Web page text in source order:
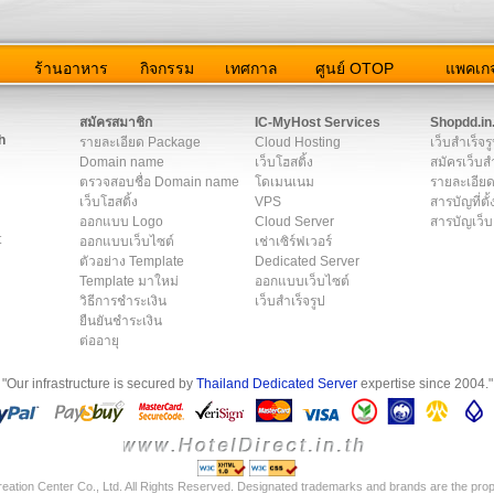
ร้านอาหาร กิจกรรม เทศกาล ศูนย์ OTOP แพคเก
สมัครสมาชิก
รายละเอียด Package
Domain name
ตรวจสอบชื่อ Domain name
เว็บโฮสติ้ง
ออกแบบ Logo
ออกแบบเว็บไซต์
ตัวอย่าง Template
Template มาใหม่
วิธีการชำระเงิน
ยืนยันชำระเงิน
ต่ออายุ
IC-MyHost Services
Cloud Hosting
เว็บโฮสติ้ง
โดเมนเนม
VPS
Cloud Server
เช่าเซิร์ฟเวอร์
Dedicated Server
ออกแบบเว็บไซต์
เว็บสำเร็จรูป
เว็บสำเร็จ
สมัครเว็บส
รายละเอีย
สารบัญที่ตั้
สารบัญเว็บ
"Our infrastructure is secured by Thailand Dedicated Serverexpertise since 2004."
Center Co., Ltd. All Rights Reserved. Designated trademarks and brands are the